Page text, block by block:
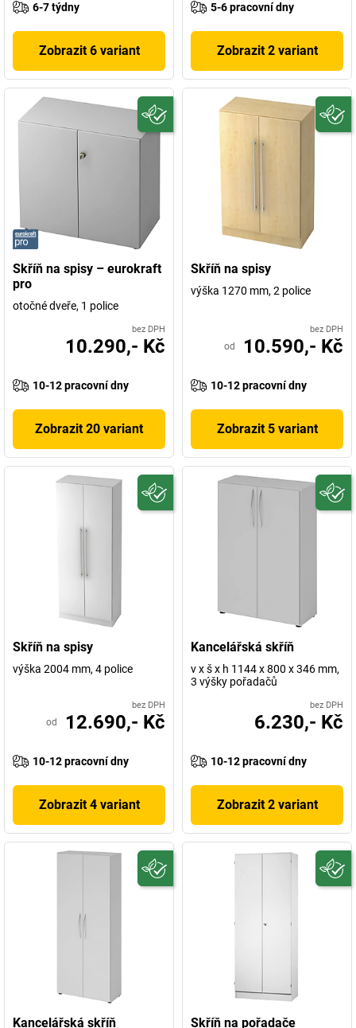
6-7 týdny
Zobrazit 6 variant
5-6 pracovní dny
Zobrazit 2 variant
Skříň na spisy – eurokraft
pro
otočné dveře, 1 police
bez DPH
10.290,- Kč
10-12 pracovní dny
Zobrazit 20 variant
Skříň na spisy
výška 1270 mm, 2 police
bez DPH
od 10.590,- Kč
10-12 pracovní dny
Zobrazit 5 variant
Skříň na spisy
výška 2004 mm, 4 police
bez DPH
od 12.690,- Kč
10-12 pracovní dny
Zobrazit 4 variant
Kancelářská skříň
v x š x h 1144 x 800 x 346 mm,
3 výšky pořadačů
bez DPH
6.230,- Kč
10-12 pracovní dny
Zobrazit 2 variant
Kancelářská skříň Skříň na pořadače